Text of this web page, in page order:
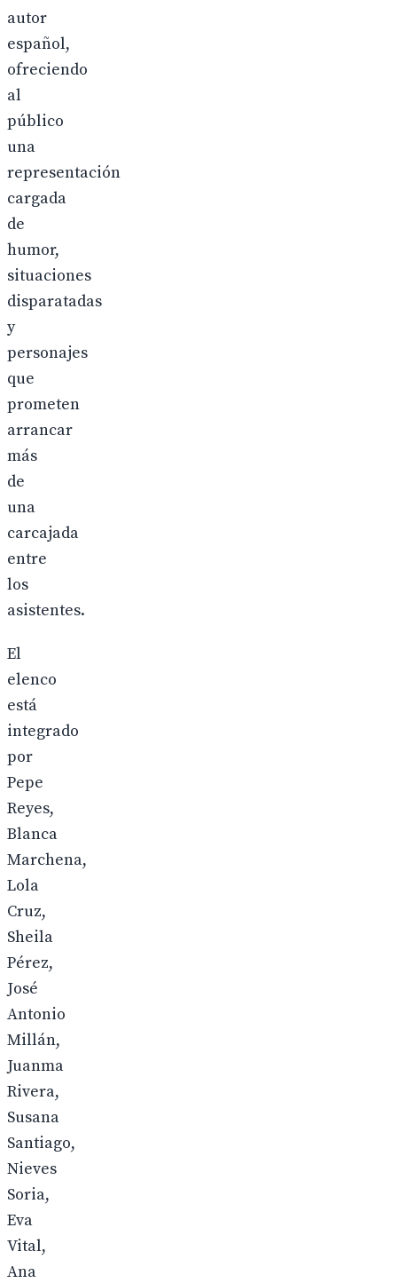
autor
español,
ofreciendo
al
público
una
representación
cargada
de
humor,
situaciones
disparatadas
y
personajes
que
prometen
arrancar
más
de
una
carcajada
entre
los
asistentes.
El
elenco
está
integrado
por
Pepe
Reyes,
Blanca
Marchena,
Lola
Cruz,
Sheila
Pérez,
José
Antonio
Millán,
Juanma
Rivera,
Susana
Santiago,
Nieves
Soria,
Eva
Vital,
Ana